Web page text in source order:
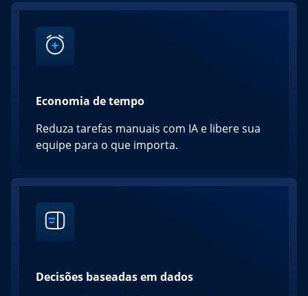
Economia de tempo
Reduza tarefas manuais com IA e libere sua
equipe para o que importa.
Decisões baseadas em dados